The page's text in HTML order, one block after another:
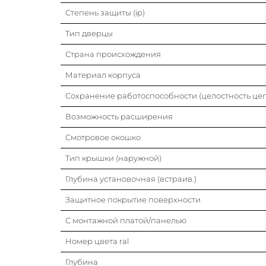
Степень защиты (ip)
Тип дверцы
Страна происхождения
Материал корпуса
Сохранение работоспособности (целостность
Возможность расширения
Смотровое окошко
Тип крышки (наружной)
Глубина установочная (встраив.)
Защитное покрытие поверхности
С монтажной платой/панелью
Номер цвета ral
Глубина